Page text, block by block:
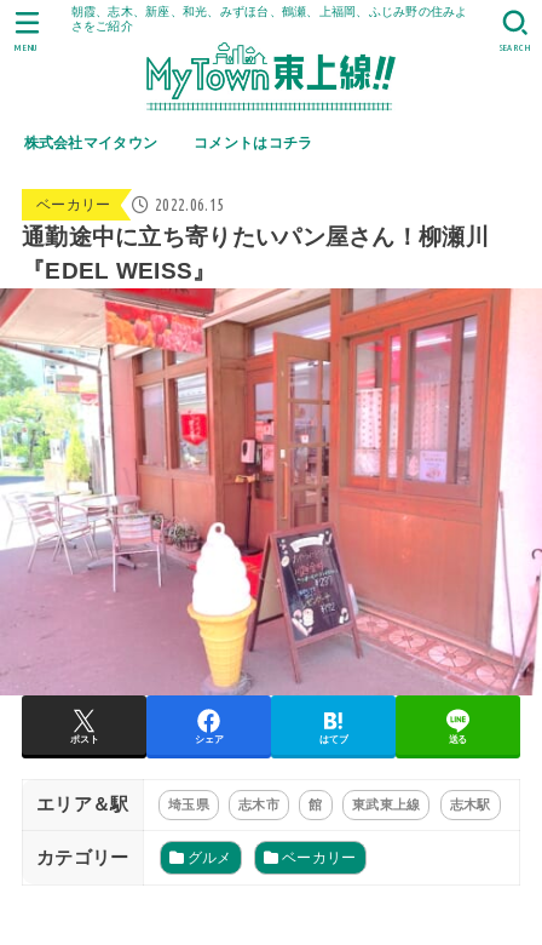
朝霞、志木、新座、和光、みずほ台、鶴瀬、上福岡、ふじみ野の住みよ
さをご紹介
株式会社マイタウン コメントはコチラ
SEARCH
MENU
ベーカリー 2022.06.15
通勤途中に立ち寄りたいパン屋さん！柳瀬川
『EDEL WEISS』
ポスト シェア はてブ 送る
エリア＆駅 埼玉県 志木市 館 東武東上線 志木駅
カテゴリー グルメ ベーカリー